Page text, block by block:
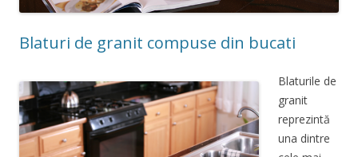
Blaturi de granit compuse din bucati
Blaturile de
granit
reprezintă
una dintre